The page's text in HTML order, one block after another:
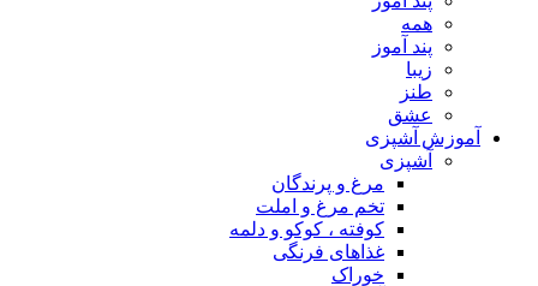
همه
پند آموز
زیبا
طنز
عشق
آموزش آشپزی
آشپزی
مرغ و پرندگان
تخم مرغ و املت
کوفته ، کوکو و دلمه
غذاهای فرنگی
خوراک